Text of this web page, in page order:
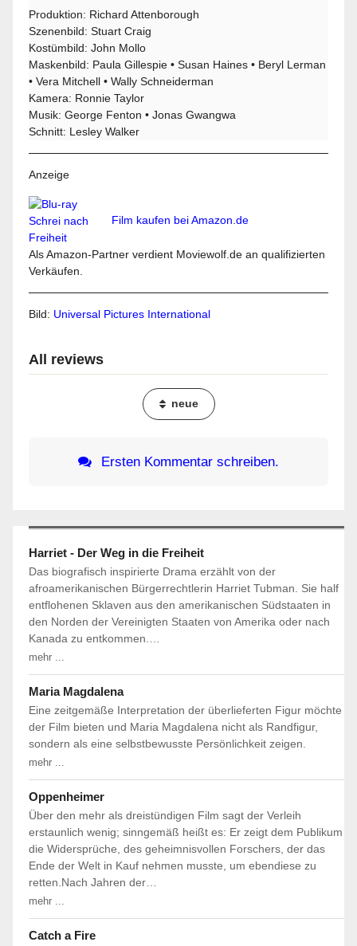
Produktion: Richard Attenborough
Szenenbild: Stuart Craig
Kostümbild: John Mollo
Maskenbild: Paula Gillespie • Susan Haines • Beryl Lerman
• Vera Mitchell • Wally Schneiderman
Kamera: Ronnie Taylor
Musik: George Fenton • Jonas Gwangwa
Schnitt: Lesley Walker
Anzeige
Film kaufen bei Amazon.de
Als Amazon-Partner verdient Moviewolf.de an qualifizierten
Verkäufen.
Bild: Universal Pictures International
All reviews
neue
Ersten Kommentar schreiben.
Harriet - Der Weg in die Freiheit
Das biografisch inspirierte Drama erzählt von der
afroamerikanischen Bürgerrechtlerin Harriet Tubman. Sie half
entflohenen Sklaven aus den amerikanischen Südstaaten in
den Norden der Vereinigten Staaten von Amerika oder nach
Kanada zu entkommen.…
mehr ...
Maria Magdalena
Eine zeitgemäße Interpretation der überlieferten Figur möchte
der Film bieten und Maria Magdalena nicht als Randfigur,
sondern als eine selbstbewusste Persönlichkeit zeigen.
mehr ...
Oppenheimer
Über den mehr als dreistündigen Film sagt der Verleih
erstaunlich wenig; sinngemäß heißt es: Er zeigt dem Publikum
die Widersprüche, des geheimnisvollen Forschers, der das
Ende der Welt in Kauf nehmen musste, um ebendiese zu
retten.Nach Jahren der…
mehr ...
Catch a Fire